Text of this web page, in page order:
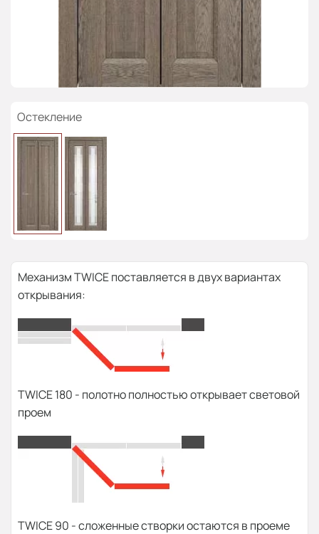
Остекление
Механизм TWICE поставляется в двух вариантах
открывания:
TWICE 180 - полотно полностью открывает световой
проем
TWICE 90 - сложенные створки остаются в проеме